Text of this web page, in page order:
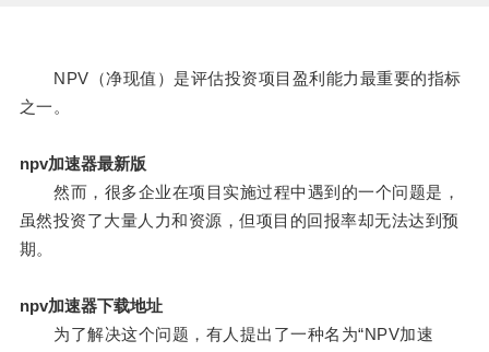
NPV（净现值）是评估投资项目盈利能力最重要的指标
之一。
npv加速器最新版
然而，很多企业在项目实施过程中遇到的一个问题是，
虽然投资了大量人力和资源，但项目的回报率却无法达到预
期。
npv加速器下载地址
为了解决这个问题，有人提出了一种名为“NPV加速